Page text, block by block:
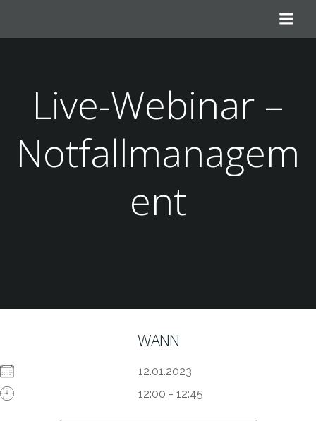
springen
Live-Webinar –
Notfallmanagem
ent
WANN
12.01.2023
12:00 - 12:45